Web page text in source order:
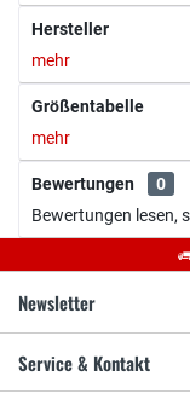
Hersteller
mehr
Größentabelle
mehr
Bewertungen
0
Bewertungen lesen,
Newsletter
Service & Kontakt